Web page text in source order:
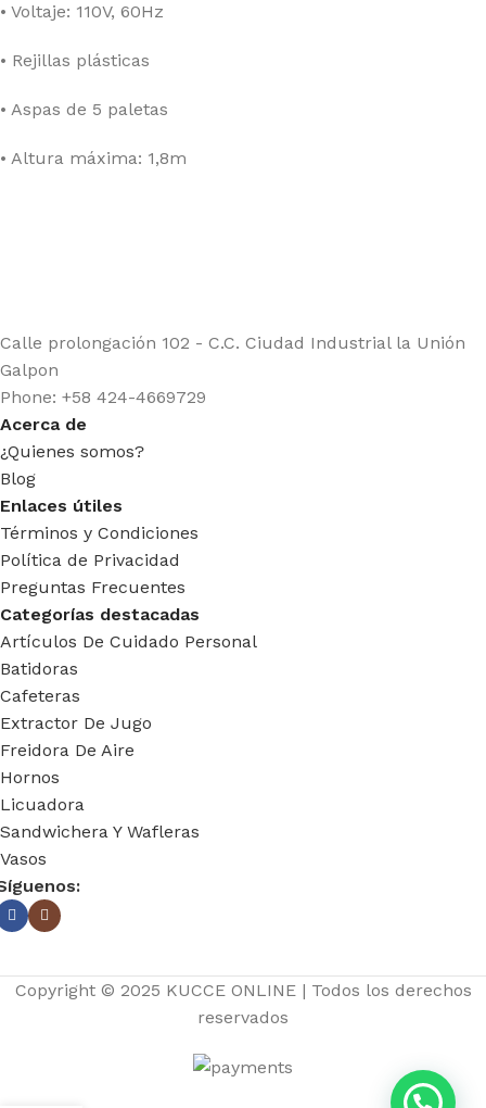
• Voltaje: 110V, 60Hz
• Rejillas plásticas
• Aspas de 5 paletas
• Altura máxima: 1,8m
Calle prolongación 102 - C.C. Ciudad Industrial la Unión
Galpon
Phone: +58 424-4669729
Acerca de
¿Quienes somos?
Blog
Enlaces útiles
Términos y Condiciones
Política de Privacidad
Preguntas Frecuentes
Categorías destacadas
Artículos De Cuidado Personal
Batidoras
Cafeteras
Extractor De Jugo
Freidora De Aire
Hornos
Licuadora
Sandwichera Y Wafleras
Vasos
Copyright © 2025 KUCCE ONLINE | Todos los derechos
reservados